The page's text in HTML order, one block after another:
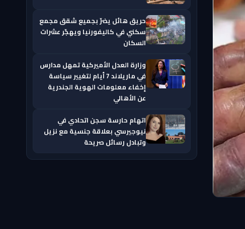
حريق هائل يضرّ بجميع شقق مجمع
سكني في كاليفورنيا ويهجّر عشرات
السكان
وزارة العدل الأميركية تمهل مدارس
في ماريلاند 7 أيام لتغيير سياسة
إخفاء معلومات الهوية الجندرية
عن الأهالي
اتهام حارسة سجن اتحادي في
نيوجيرسي بعلاقة جنسية مع نزيل
وتبادل رسائل صريحة